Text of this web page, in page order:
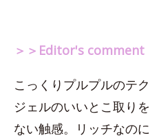
＞＞Editor's comment
こっくりプルプルのテ
ジェルのいいとこ取り
ない触感。リッチなの